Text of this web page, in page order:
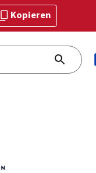
Kopieren